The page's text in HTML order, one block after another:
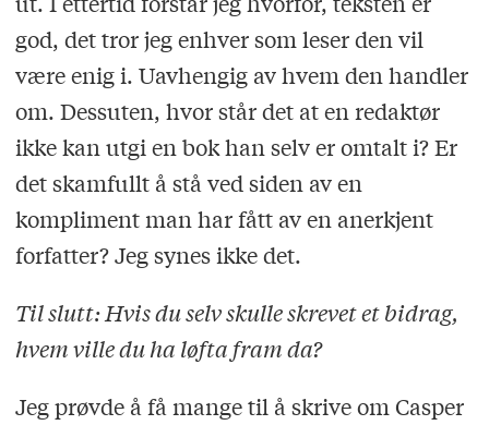
god, det tror jeg enhver som leser den vil
være enig i. Uavhengig av hvem den handler
om. Dessuten, hvor står det at en redaktør
ikke kan utgi en bok han selv er omtalt i? Er
det skamfullt å stå ved siden av en
kompliment man har fått av en anerkjent
forfatter? Jeg synes ikke det.
Til slutt: Hvis du selv skulle skrevet et bidrag,
hvem ville du ha løfta fram da?
Jeg prøvde å få mange til å skrive om Casper